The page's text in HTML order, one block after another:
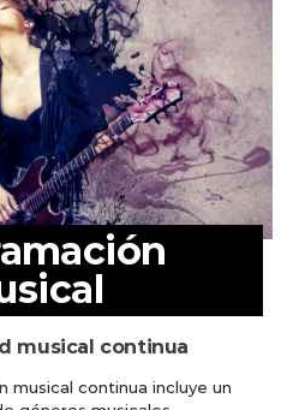
musical continua
musical continua incluye un